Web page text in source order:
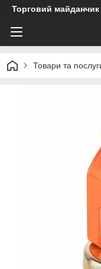
Торговий
Товари та